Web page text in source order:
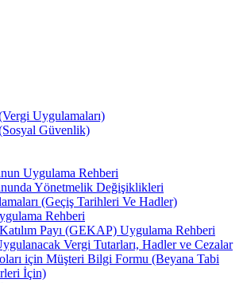
Uygulamaları)
Güvenlik)
Uygulama Rehberi
Yönetmelik Değişiklikleri
(Geçiş Tarihleri Ve Hadler)
Rehberi
Payı (GEKAP) Uygulama Rehberi
Vergi Tutarları, Hadler ve Cezalar
için Müşteri Bilgi Formu (Beyana Tabi
İçin)